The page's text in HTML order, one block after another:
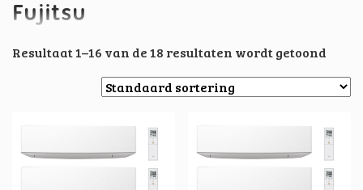
Fujitsu
Resultaat 1–16 van de 18 resultaten wordt getoond